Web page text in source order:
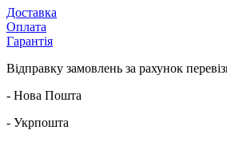
Доставка
Оплата
Гарантія
Відправку замовлень за рахунок
- Нова Пошта
- Укрпошта